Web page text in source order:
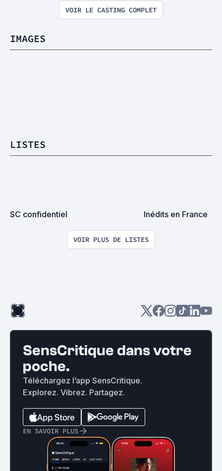
VOIR LE CASTING COMPLET
IMAGES
LISTES
SC confidentiel Inédits en France
VOIR PLUS DE LISTES
SensCritique dans votre
poche.
Téléchargez l’app SensCritique.
Explorez. Vibrez. Partagez.
EN SAVOIR PLUS